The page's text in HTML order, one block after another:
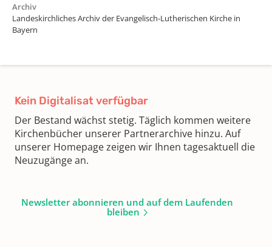
Archiv
Landeskirchliches Archiv der Evangelisch-Lutherischen Kirche in
Bayern
Kein Digitalisat verfügbar
Der Bestand wächst stetig. Täglich kommen weitere
Kirchenbücher unserer Partnerarchive hinzu. Auf
unserer Homepage zeigen wir Ihnen tagesaktuell die
Neuzugänge an.
Newsletter abonnieren und auf dem Laufenden
bleiben